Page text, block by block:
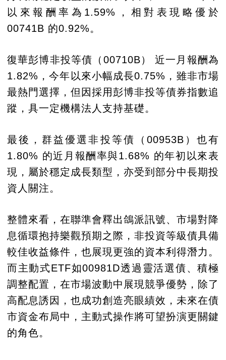
以來報酬率為1.59%，相對表現略優於
00741B 的0.92%。
復華彭博非投等債（00710B） 近一月報酬為
1.82%，今年以來小幅成長0.75%，雖非市場
最熱門選擇，但因採用彭博非投等債券指數追
蹤，具一定機構法人支持基礎。
最後，群益優選非投等債（00953B）也有
1.80% 的近月報酬率與1.68% 的年初以來表
現，屬於穩定成長類型，亦受到部分中長期投
資人關注。
整體來看，在聯準會釋出鴿派訊號、市場對降
息循環抱持樂觀預期之際，非投資等級債具備
較佳收益條件，也展現更強的資本利得潛力。
而主動式ETF如00981D透過靈活選債、積極
調整配置，在市場波動中展現競爭優勢，除了
高配息誘因，也成功創造亮眼績效，未來在債
市資金布局中，主動式操作將可望扮演更關鍵
的角色。